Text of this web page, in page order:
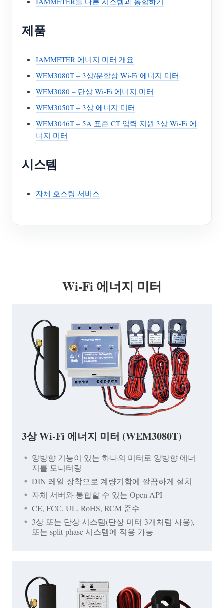
제품
IAMMETER 에너지 미터 개요
WEM3080T – 3상/분할상 Wi-Fi 에너지 미터
WEM3080 – 단상 Wi-Fi 에너지 미터
WEM3050T – 3상 에너지 미터
WEM3046T – 5A 표준 CT 입력 지원 3상 Wi-Fi 에
너지 미터
시스템
자체 호스팅 서비스
Wi-Fi 에너지 미터
3상 Wi-Fi 에너지 미터 (WEM3080T)
양방향 기능이 있는 하나의 미터로 양방향 에너
지를 모니터링
DIN 레일 장착으로 계량기함에 깔끔하게 설치
자체 서버와 통합할 수 있는 Open API
CE, FCC, UL, RoHS, RCM 준수
3상 또는 단상 시스템(단상 미터 3개처럼 사용),
또는 split-phase 시스템에 적용 가능